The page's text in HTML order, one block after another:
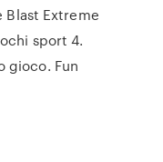
Extreme
sport 4.
gioco. Fun